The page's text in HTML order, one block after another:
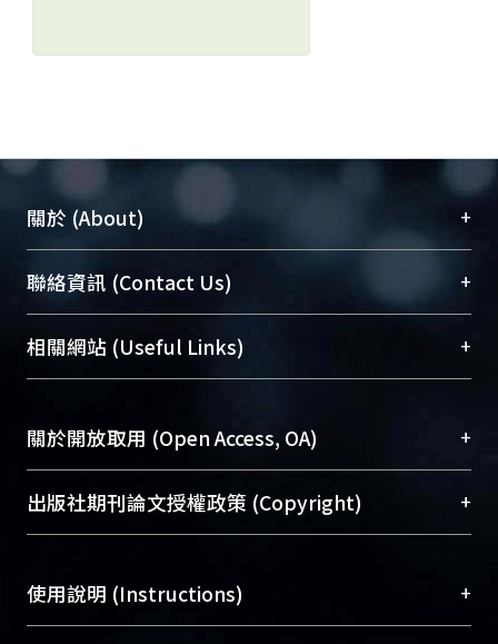
關於 (About) +
臺大位居世界頂尖大學之列，為永久珍藏及向國際
展現本校豐碩的研究成果及學術能量，圖書館整合
機構典藏（NTUR）與學術庫（AH）不同功能平
台，成為臺大學術典藏NTU scholars。期能整合研
成果。
To permanently archive and promote researcher
profiles and scholarly works, Library integrates the
services of “NTU Repository” with “Academic
聯絡資訊 (Contact Us) +
總館學科館員(Main Library)
醫學圖書館學科館員(Medical Library)
Sciences Library)
相關網站 (Useful Links) +
關於開放取用 (Open Access, OA) +
開放取用是從使用者角度提升資訊取用性的社會運
動，應用在學術研究上是透過將研究著作公開供使
用逐年攀升。同時可加速研究發展、提升研究影響
出版社期刊論文授權政策 (Copyright) +
含部分內容的版權非匯入者所有，或由第三方贊
助與合作完成，請確認該版權所有者及第三方同
使用說明 (Instructions) +